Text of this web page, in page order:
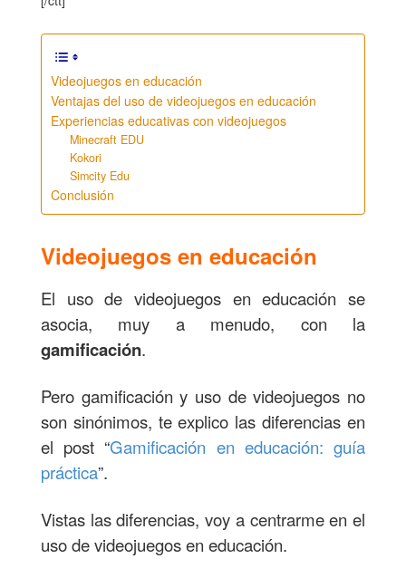
Videojuegos en educación
Ventajas del uso de videojuegos en educación
Experiencias educativas con videojuegos
Minecraft EDU
Kokori
Simcity Edu
Conclusión
Videojuegos en educación
El uso de videojuegos en educación se
asocia, muy a menudo, con la
gamificación.
Pero gamificación y uso de videojuegos no
son sinónimos, te explico las diferencias en
el post “Gamificación en educación: guía
práctica”.
Vistas las diferencias, voy a centrarme en el
uso de videojuegos en educación.